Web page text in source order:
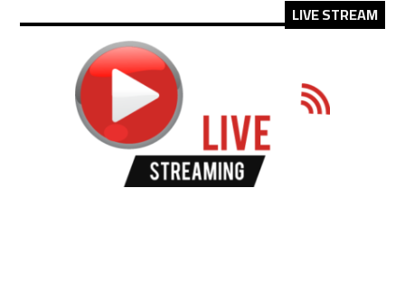
LIVE STREAM